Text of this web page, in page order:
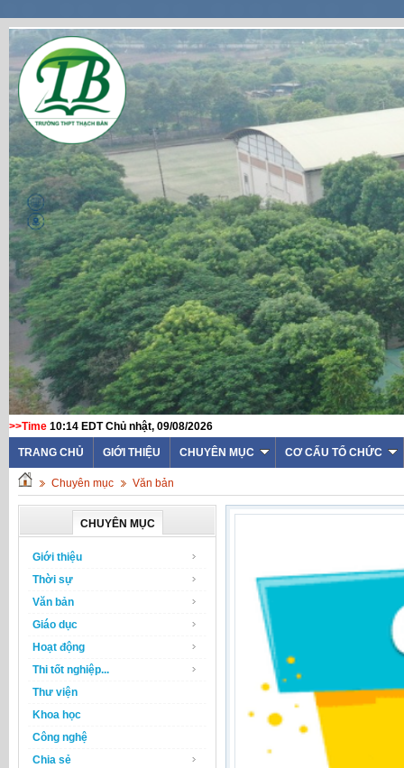
>>Time 10:14 EDT Chủ nhật, 09/08/2026
TRANG CHỦ GIỚI THIỆU CHUYÊN MỤC CƠ CẤU TỔ CHỨC
Chuyên mục Văn bản
CHUYÊN MỤC
Giới thiệu
Thời sự
Văn bản
Giáo dục
Hoạt động
Thi tốt nghiệp...
Thư viện
Khoa học
Công nghệ
Chia sẻ